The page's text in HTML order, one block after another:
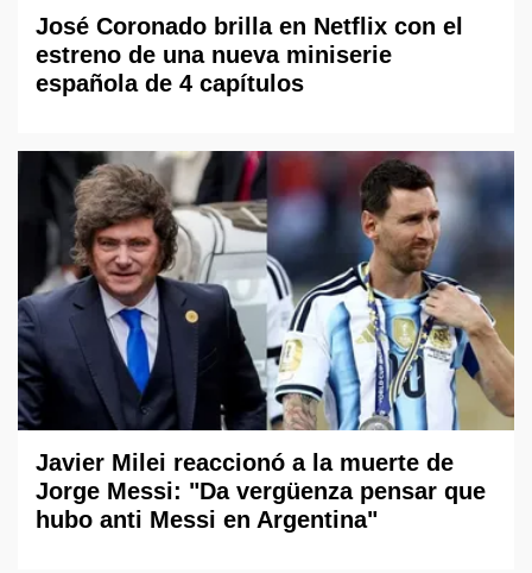
José Coronado brilla en Netflix con el
estreno de una nueva miniserie
española de 4 capítulos
Javier Milei reaccionó a la muerte de
Jorge Messi: "Da vergüenza pensar que
hubo anti Messi en Argentina"